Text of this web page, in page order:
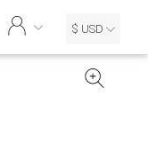
$ USD